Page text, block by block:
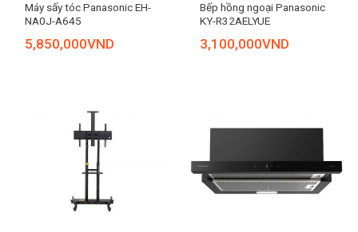
Máy sấy tóc Panasonic EH-
NA0J-A645
5,850,000VND
Bếp hồng ngoại Panasonic
KY-R32AELYUE
3,100,000VND